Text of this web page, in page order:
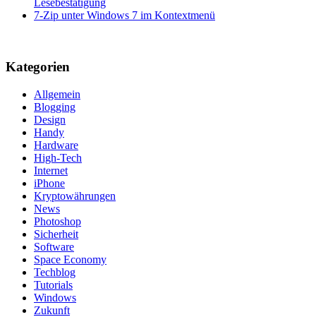
Lesebestätigung
7-Zip unter Windows 7 im Kontextmenü
Kategorien
Allgemein
Blogging
Design
Handy
Hardware
High-Tech
Internet
iPhone
Kryptowährungen
News
Photoshop
Sicherheit
Software
Space Economy
Techblog
Tutorials
Windows
Zukunft